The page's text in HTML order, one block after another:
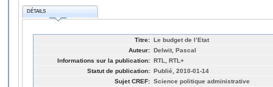
DÉTAILS
Titre: Le budget de l’Etat
Auteur: Delwit, Pascal
Informations sur la publication: RTL, RTL+
Statut de publication: Publié, 2010-01-14
Sujet CREF: Science politique administrative